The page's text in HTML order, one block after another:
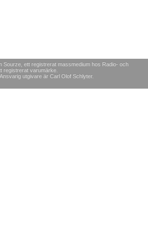
Sourze, ett registrerat massmedium hos Radio- och
registrerat varumärke.
utgivare är Carl Olof Schlyter.